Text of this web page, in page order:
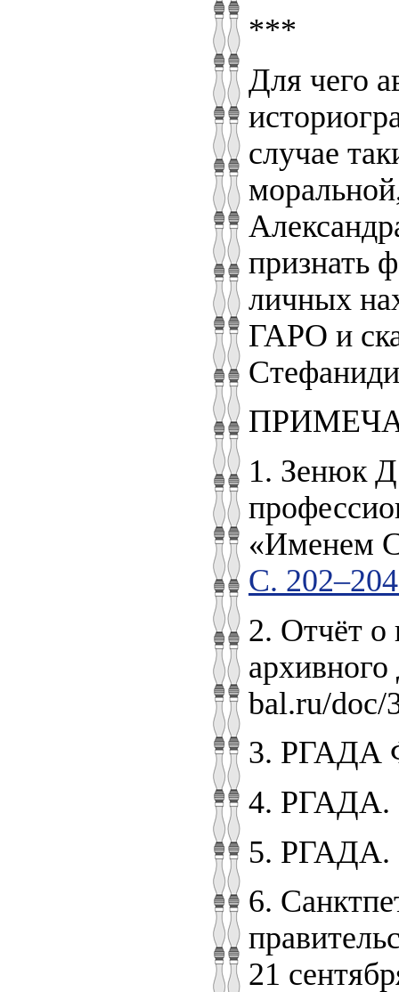
***
Для чего
случае
признать
личных
ГАРО и
1. Зенюк
«Именем
С.
2. Отчёт о
bal.ru/doc/
3. РГАДА
4. РГАДА.
5. РГАДА.
6.
21